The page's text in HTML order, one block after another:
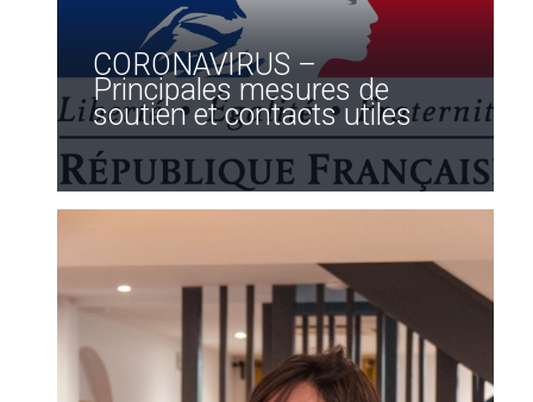
CORONAVIRUS –
Principales mesures de
soutien et contacts utiles